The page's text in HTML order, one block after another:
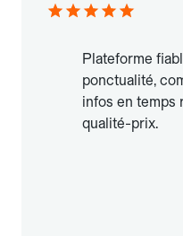
Plateforme
ponctualité,
infos en temps
qualité-prix.